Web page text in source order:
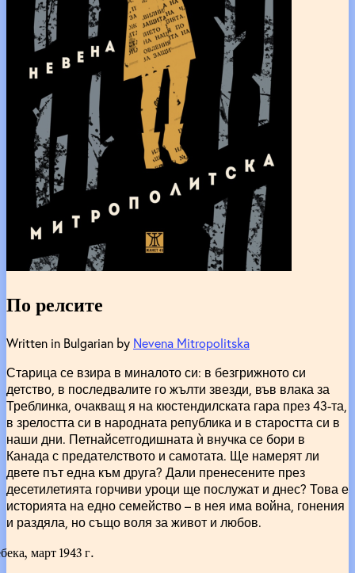
По релсите
Written in Bulgarian by Nevena Mitropolitska
Старица се взира в миналото си: в безгрижното си
детство, в последвалите го жълти звезди, във влака за
Треблинка, очакващ я на кюстендилската гара през 43-та,
в зрелостта си в народната република и в старостта си в
наши дни. Петнайсетгодишната ѝ внучка се бори в
Канада с предателството и самотата. Ще намерят ли
двете път една към друга? Дали пренесените през
десетилетията горчиви уроци ще послужат и днес? Това е
историята на едно семейство – в нея има война, гонения
и раздяла, но също воля за живот и любов.
март 1943 г.